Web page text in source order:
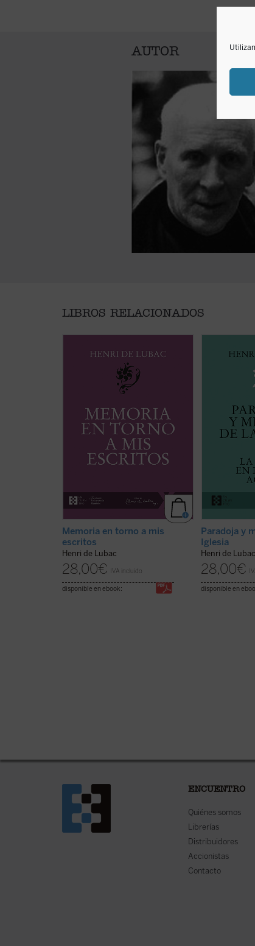
AUTOR
LIBROS RELACIONADOS
Este volumen incluyeMemoria
sobre mis primeros veinte años
Memoria en torno a mis escritos
Ambas Memorias nos permiten
conocer la vida y la obra de Henri
de Lubac desde su nacimiento en
1896 hasta el final de su período
militar en 1917, y desde el
comienzo de su vida como
profesor en 1929 hasta ...
Memoria en torno a mis
escritos
Henri de Lubac
28,00€ IVA incluido
disponible en ebook:
¿Qué lugar
sociedad
el tema
de Henri de
presente
crisis que
espirituales
jesuita
volver a los
(ver ficha)
Paradoja y
Iglesia
Henri de Lubac
28,00€
disponible en
ENCUENTRO
Quiénes somos
Librerías
Distribuidores
Accionistas
Contacto